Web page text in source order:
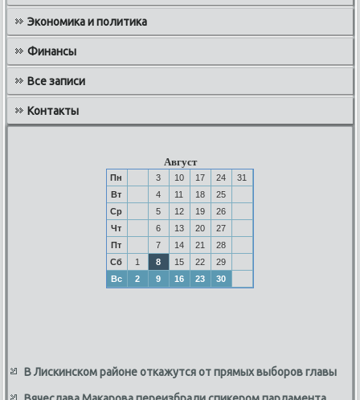
Экономика и политика
Финансы
Все записи
Контакты
Август
Пн 3 10 17 24
31
Вт
4 11 18
25
Ср
5 12 19
26
Чт
6 13 20
27
Пт
7 14 21
28
Сб
1 8 15 22
29
Вс
2 9 16 23 30
В Лискинском районе откажутся от прямых выборов главы